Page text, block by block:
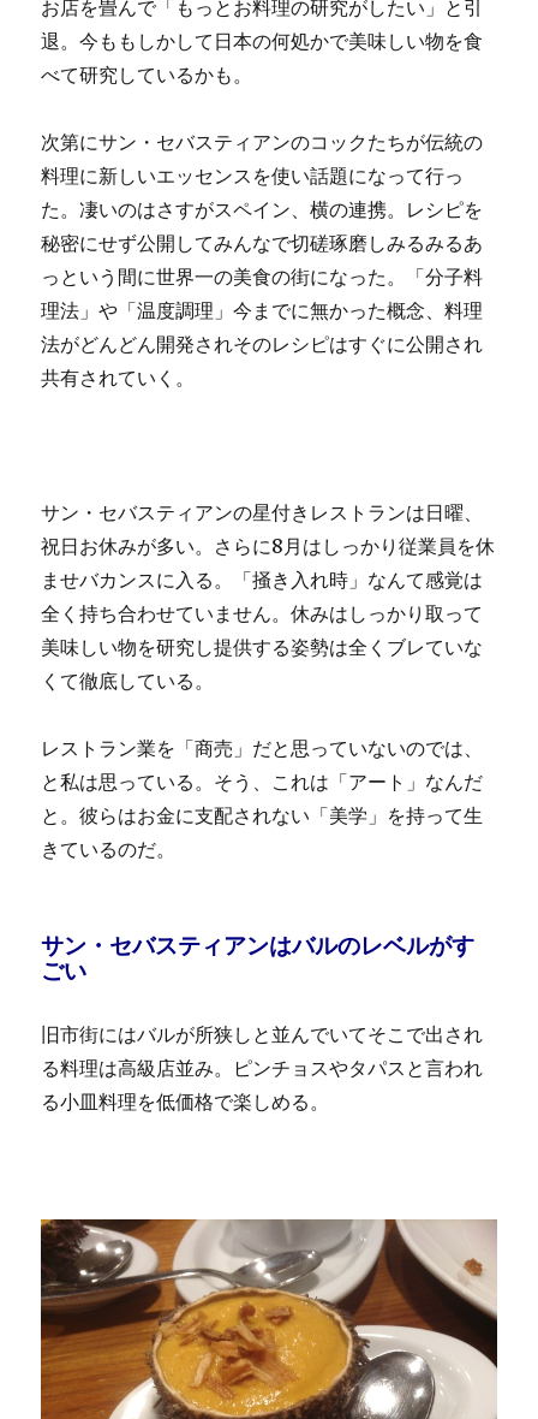
お店を畳んで「もっとお料理の研究がしたい」と引
退。今ももしかして日本の何処かで美味しい物を食
べて研究しているかも。
次第にサン・セバスティアンのコックたちが伝統の
料理に新しいエッセンスを使い話題になって行っ
た。凄いのはさすがスペイン、横の連携。レシピを
秘密にせず公開してみんなで切磋琢磨しみるみるあ
っという間に世界一の美食の街になった。「分子料
理法」や「温度調理」今までに無かった概念、料理
法がどんどん開発されそのレシピはすぐに公開され
共有されていく。
サン・セバスティアンの星付きレストランは日曜、
祝日お休みが多い。さらに8月はしっかり従業員を休
ませバカンスに入る。「掻き入れ時」なんて感覚は
全く持ち合わせていません。休みはしっかり取って
美味しい物を研究し提供する姿勢は全くブレていな
くて徹底している。
レストラン業を「商売」だと思っていないのでは、
と私は思っている。そう、これは「アート」なんだ
と。彼らはお金に支配されない「美学」を持って生
きているのだ。
サン・セバスティアンはバルのレベルがす
ごい
旧市街にはバルが所狭しと並んでいてそこで出され
る料理は高級店並み。ピンチョスやタパスと言われ
る小皿料理を低価格で楽しめる。